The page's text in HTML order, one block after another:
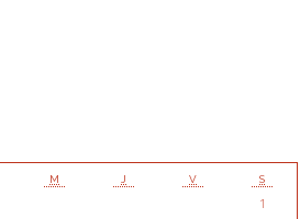
M J V S
1